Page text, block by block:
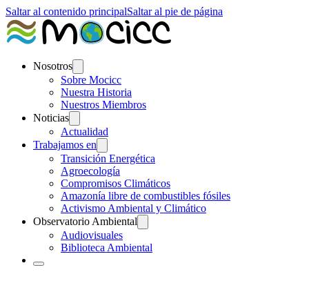
Saltar al contenido principalSaltar al pie de página
Nosotros
Sobre Mocicc
Nuestra Historia
Nuestros Miembros
Noticias
Actualidad
Trabajamos en
Transición Energética
Agroecología
Compromisos Climáticos
Amazonía libre de combustibles fósiles
Activismo Ambiental y Climático
Observatorio Ambiental
Audiovisuales
Biblioteca Ambiental